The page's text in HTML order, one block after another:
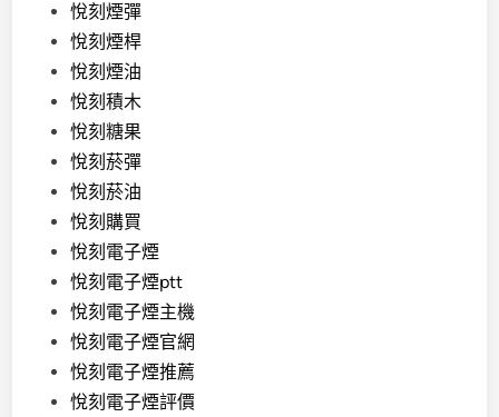
悅刻煙彈
悅刻煙桿
悅刻煙油
悅刻積木
悅刻糖果
悅刻菸彈
悅刻菸油
悅刻購買
悅刻電子煙
悅刻電子煙ptt
悅刻電子煙主機
悅刻電子煙官網
悅刻電子煙推薦
悅刻電子煙評價